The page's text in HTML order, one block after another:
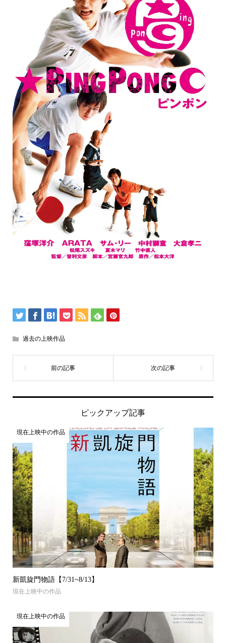
過去の上映作品
ピックアップ記事
現在上映中の作品
新凱旋門物語【7/31~8/13】
現在上映中の作品
現在上映中の作品